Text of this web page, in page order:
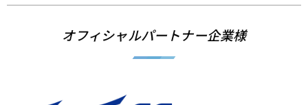
オフィシャルパートナー企業様